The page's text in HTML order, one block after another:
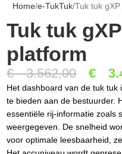
Home e-TukTuk Tuk tuk
Tuk tuk
platform
€3.562,00 €
Het dashboard van de tuk
te bieden aan de bestuurder.
essentiële rij-informatie zoals
weergegeven. De snelheid
voor optimale leesbaarheid,